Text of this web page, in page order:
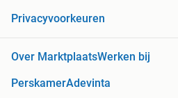
Privacyvoorkeuren
Over MarktplaatsWerken bij
PerskamerAdevinta